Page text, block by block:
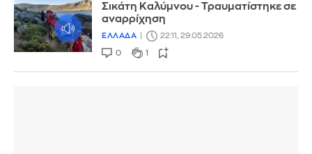
Σικάτη Καλύμνου - Τραυματίστηκε σε
αναρρίχηση
ΕΛΛΑΔΑ 22:11, 29.05.2026
0 1